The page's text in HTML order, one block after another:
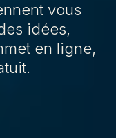
vous
idées,
en ligne,